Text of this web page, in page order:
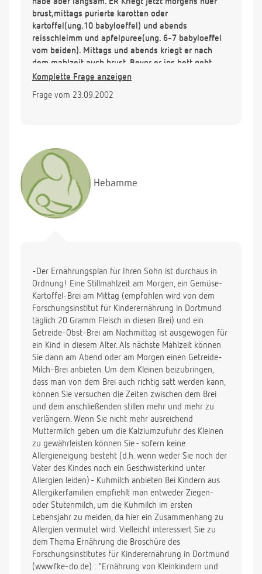
brust,mittags purierte karotten oder
kartoffel(ung.10 babyloeffel) und abends
reisschleimm und apfelpuree(ung. 6-7 babyloeffel
vom beiden). Mittags und abends kriegt er nach
dem mahlzeit auch brust. Bevor er ins bett geht
noch mal und immer noch 2x in der Nacht (alle 5
er nuer gestillt wuerde).
1.Koennen Sie ein guten Ernaehrungs-plan fuer
diesen Alter empfehlen?
2.Soll ich etwas gegen Vertsopfung machen?
3. Ich will auch bald abstillen, was fuer ein Milch
Mit vielen Dank
Komplette Frage anzeigen
Frage vom 23.09.2002
Hebamme
-Der Ernährungsplan für Ihren Sohn ist durchaus in
Ordnung! Eine Stillmahlzeit am Morgen, ein Gemüse-
Kartoffel-Brei am Mittag (empfohlen wird von dem
Forschungsinstitut für Kinderernährung in Dortmund
täglich 20 Gramm Fleisch in diesen Brei) und ein
Getreide-Obst-Brei am Nachmittag ist ausgewogen für
ein Kind in diesem Alter. Als nächste Mahlzeit können
Sie dann am Abend oder am Morgen einen Getreide-
Milch-Brei anbieten. Um dem Kleinen beizubringen,
dass man von dem Brei auch richtig satt werden kann,
können Sie versuchen die Zeiten zwischen dem Brei
und dem anschließenden stillen mehr und mehr zu
verlängern. Wenn Sie nicht mehr ausreichend
Muttermilch geben um die Kalziumzufuhr des Kleinen
zu gewährleisten können Sie - sofern keine
Allergieneigung besteht (d.h. wenn weder Sie noch der
Vater des Kindes noch ein Geschwisterkind unter
Allergien leiden) - Kuhmilch anbieten Bei Kindern aus
Allergikerfamilien empfiehlt man entweder Ziegen-
oder Stutenmilch, um die Kuhmilch im ersten
Lebensjahr zu meiden, da hier ein Zusammenhang zu
Allergien vermutet wird. Vielleicht interessiert Sie zu
dem Thema Ernährung die Broschüre des
Forschungsinstitutes für Kinderernährung in Dortmund
(www.fke-do.de) : "Ernährung von Kleinkindern und